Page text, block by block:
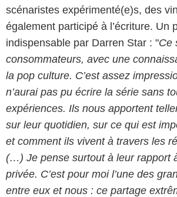
scénaristes expérimenté(e)s, des
également participé à l’écriture. Un
indispensable par Darren Star : "Ce
consommateurs, avec une
la pop culture. C’est assez
n’aurai pas pu écrire la série sans
expériences. Ils nous apportent
sur leur quotidien, sur ce qui est
et comment ils vivent à travers les
(…) Je pense surtout à leur rapport
privée. C’est pour moi l’une des
entre eux et nous : ce partage